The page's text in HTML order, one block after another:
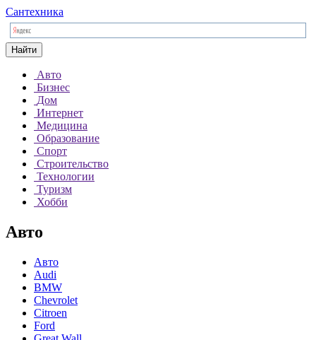
Сантехника
Найти
Авто
Бизнес
Дом
Интернет
Медицина
Образование
Спорт
Строительство
Технологии
Туризм
Хобби
Авто
Авто
Audi
BMW
Chevrolet
Citroen
Ford